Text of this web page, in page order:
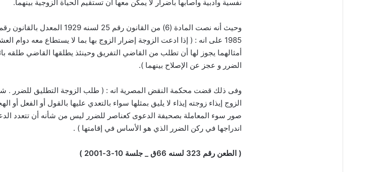
نفسية وأدبية وأصابها بأضرار لا يمكن معها أن تستقيم الحياة الزوجية بينهما.
1985 على انه : ( إذا ادعت الزوجة إضرار الزوج بها بما لا يستطاع معه دوام
أمثالهما يجوز لها أن تطلب من القاضي التفريق وحينئذ يطلقها القاضي طلقه
الضرر و عجز عن الإصلاح بينهما ).
وفى ذلك قضت محكمة النقض المصرية انه : ( طلب الزوجة التطليق للضرر .
الزوج إيذاء زوجته إيذاء لا يليق بمثلها سواء بالتعدي عليها بالقول أو الفعل أو
صور سوء المعاملة بصحيفة الدعوى كعناصر للضرر ليس من شأنه أن تتعدد
اندراجها في ركن الضرر الذي هو الأساس في إقامتها ) .
( الطعن رقم 323 لسنه 66ق _ جلسة 10-3-2001 )